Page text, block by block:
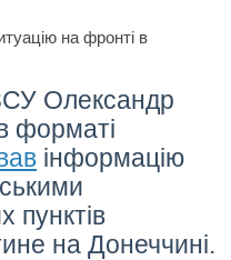
Олександр
форматі
інформацію
пунктів
на Донеччині.